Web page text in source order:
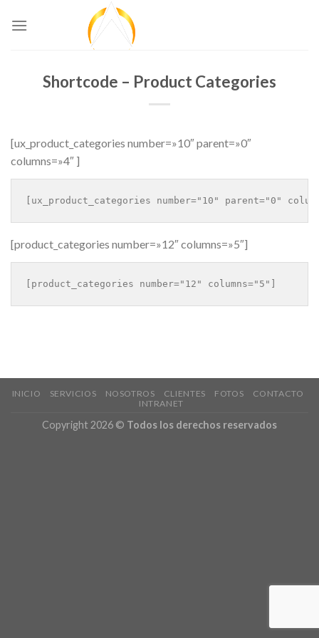
Shortcode – Product Categories
[ux_product_categories number=»10″ parent=»0″
columns=»4″ ]
[product_categories number=»12″ columns=»5″]
INICIO SERVICIOS NOSOTROS CLIENTES FOTOS
CONTACTO
INTRANET
Copyright 2026 © Todos los derechos reservados